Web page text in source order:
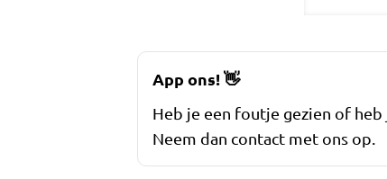
App ons!👋
Heb je een foutje gezien of
Neem dan contact met ons op.